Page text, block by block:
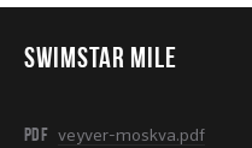
SWIMSTAR MILE
PDF veyver-moskva.pdf